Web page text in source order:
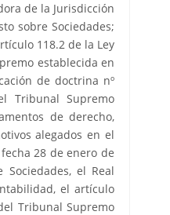
de la Jurisdicción
sobre Sociedades;
118.2 de la Ley
establecida en
de doctrina nº
Tribunal Supremo
de derecho,
alegados en el
28 de enero de
el Real
el artículo
Tribunal Supremo